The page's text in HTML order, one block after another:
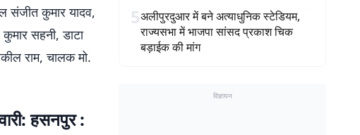
संजीत कुमार यादव,
सहनी, डाटा
राम, चालक मो.
हसनपुर :
5अलीपुरदुआर में बने अत्याधुनिक स्टेडियम,
राज्यसभा में भाजपा सांसद प्रकाश चिक
बड़ाईक की मांग
विज्ञापन